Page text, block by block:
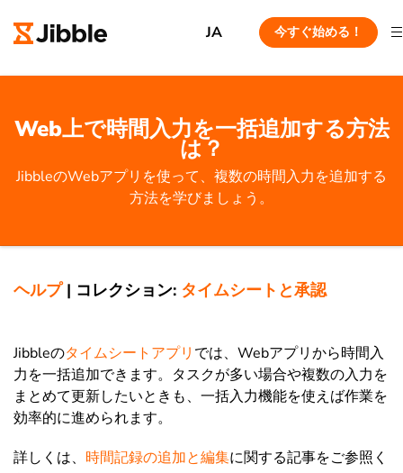
JA 今すぐ始める！
Web上で時間入力を一括追加する方法
は？
JibbleのWebアプリを使って、複数の時間入力を追加する
方法を学びましょう。
ヘルプ| コレクション: タイムシートと承認
Jibbleのタイムシートアプリ では、Webアプリから時間入
力を一括追加できます。タスクが多い場合や複数の入力を
まとめて更新したいときも、一括入力機能を使えば作業を
効率的に進められます。
詳しくは、 時間記録の追加と編集に関する記事をご参照く